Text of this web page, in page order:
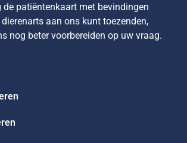
de patiëntenkaart met bevindingen
aan ons kunt toezenden,
nog beter voorbereiden op uw vraag.